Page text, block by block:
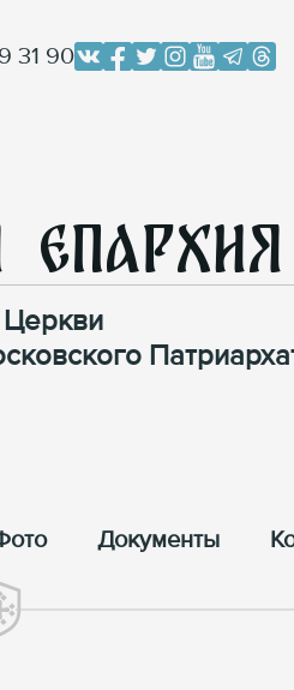
31 90
Епархия
Документы